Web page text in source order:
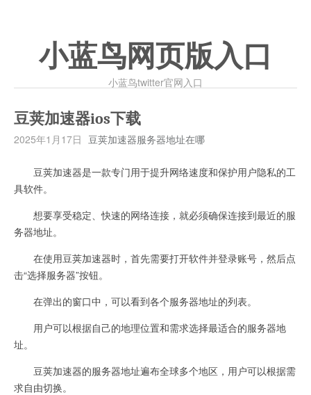
小蓝鸟网页版入口
小蓝鸟twitter官网入口
豆荚加速器ios下载
2025年1月17日 豆荚加速器服务器地址在哪
豆荚加速器是一款专门用于提升网络速度和保护用户隐私的工
具软件。
想要享受稳定、快速的网络连接，就必须确保连接到最近的服
务器地址。
在使用豆荚加速器时，首先需要打开软件并登录账号，然后点
击“选择服务器”按钮。
在弹出的窗口中，可以看到各个服务器地址的列表。
用户可以根据自己的地理位置和需求选择最适合的服务器地
址。
豆荚加速器的服务器地址遍布全球多个地区，用户可以根据需
求自由切换。